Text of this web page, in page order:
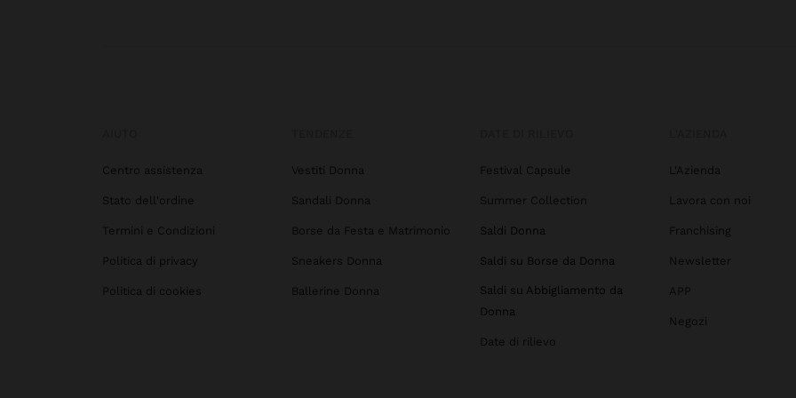
Centro assistenza
Stato dell'ordine
Termini e Condizioni
Politica di privacy
Politica di cookies
Vestiti Donna
Sandali Donna
Borse da Festa e Matrimonio
Sneakers Donna
Ballerine Donna
Festival Capsule
Summer Collection
Saldi Donna
Saldi su Borse da Donna
Saldi su Abbigliamento da
Donna
Date di rilievo
L'Azienda
Lavora con noi
Franchising
Newsletter
APP
Negozi